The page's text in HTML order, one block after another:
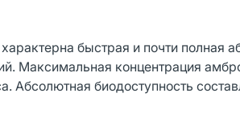
быстрая и почти полная
Максимальная концентрация
Абсолютная биодоступность